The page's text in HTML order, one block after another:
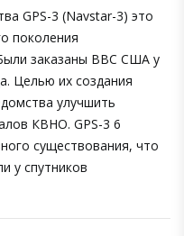
GPS-3 (Navstar-3) это
поколения
заказаны ВВС США у
Целью их создания
улучшить
КВНО. GPS-3 6
существования, что
у спутников